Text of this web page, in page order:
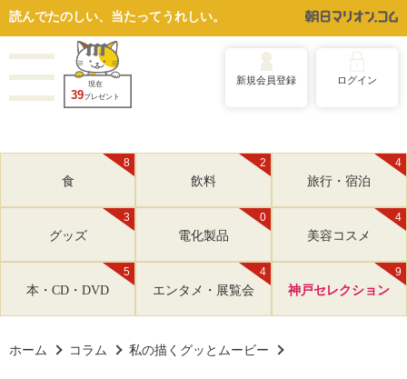
読んでたのしい、当たってうれしい。
現在
39プレゼント
新規会員登録 ログイン
8
食
2
飲料
4
旅行・宿泊
3
グッズ
0
電化製品
4
美容コスメ
5
本・CD・DVD
4
エンタメ・展覧会
9
神戸セレクション
ホーム コラム 私の描くグッとムービー